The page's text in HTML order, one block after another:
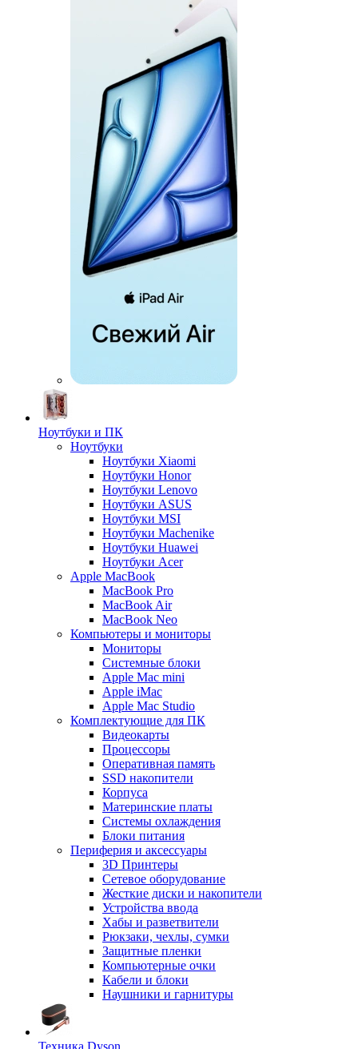
Ноутбуки и ПК
Ноутбуки
Ноутбуки Xiaomi
Ноутбуки Honor
Ноутбуки Lenovo
Ноутбуки ASUS
Ноутбуки MSI
Ноутбуки Machenike
Ноутбуки Huawei
Ноутбуки Acer
Apple MacBook
MacBook Pro
MacBook Air
MacBook Neo
Компьютеры и мониторы
Мониторы
Системные блоки
Apple Mac mini
Apple iMac
Apple Mac Studio
Комплектующие для ПК
Видеокарты
Процессоры
Оперативная память
SSD накопители
Корпуса
Материнские платы
Системы охлаждения
Блоки питания
Периферия и аксессуары
3D Принтеры
Сетевое оборудование
Жесткие диски и накопители
Устройства ввода
Хабы и разветвители
Рюкзаки, чехлы, сумки
Защитные пленки
Компьютерные очки
Кабели и блоки
Наушники и гарнитуры
Техника Dyson